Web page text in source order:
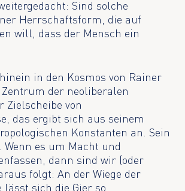
Sind solche
Herrschaftsform, die auf
will, dass der Mensch ein
in den Kosmos von Rainer
der neoliberalen
Zielscheibe von
das ergibt sich aus seinem
Konstanten an. Sein
Wenn es um Macht und
dann sind wir (oder
folgt: An der Wiege der
sich die Gier so